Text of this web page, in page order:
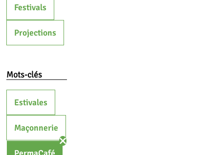
Festivals
Projections
Mots-clés
Estivales
Maçonnerie